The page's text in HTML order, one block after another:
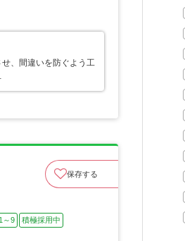
、間違いを防ぐよう工
保存する
～9
積極採用中